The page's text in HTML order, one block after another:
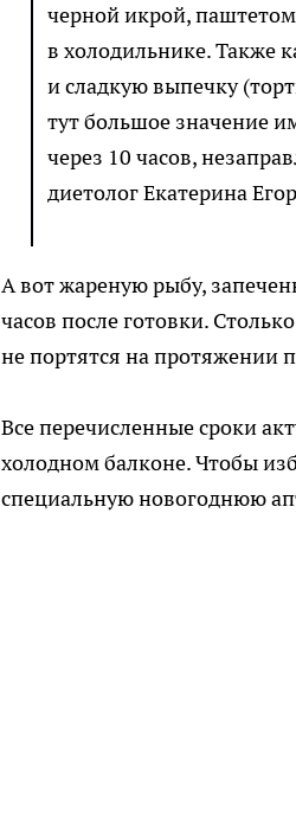
черной икрой,
в холодильнике. Также
и сладкую выпечку
тут большое значение
через 10 часов,
диетолог Екатерина
А вот жареную рыбу,
часов после готовки.
не портятся на протяжении
Все перечисленные сроки
холодном балконе. Чтобы
специальную новогоднюю